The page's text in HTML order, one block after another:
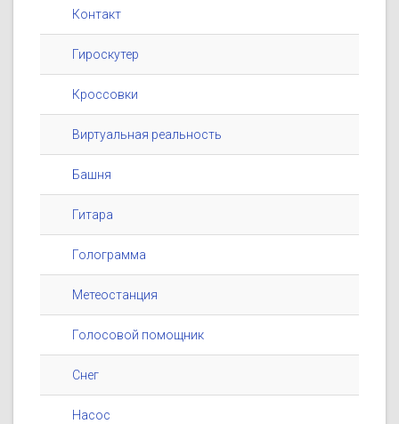
Контакт
Гироскутер
Кроссовки
Виртуальная реальность
Башня
Гитара
Голограмма
Метеостанция
Голосовой помощник
Снег
Насос